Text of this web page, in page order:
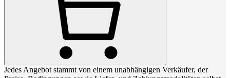
Jedes Angebot stammt von einem unabhängigen Verkäufer, der